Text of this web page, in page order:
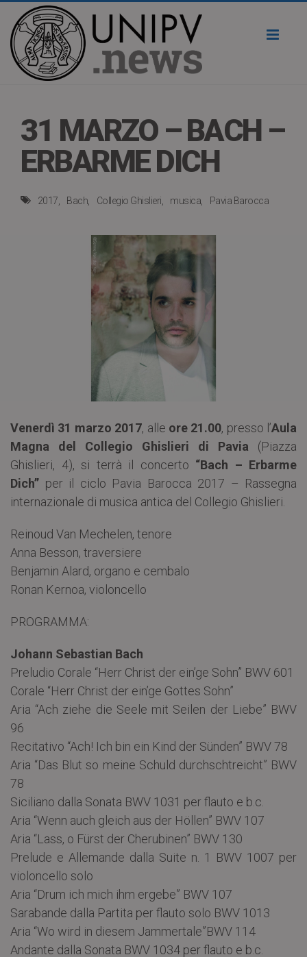
31 MARZO – BACH –
ERBARME DICH
2017 Bach Collegio Ghislieri musica Pavia Barocca
Venerdì 31 marzo 2017, alle ore 21.00, presso l’Aula
Magna del Collegio Ghislieri di Pavia (Piazza
Ghislieri, 4), si terrà il concerto “Bach – Erbarme
Dich” per il ciclo Pavia Barocca 2017 – Rassegna
internazionale di musica antica del Collegio Ghislieri.
Reinoud Van Mechelen, tenore
Anna Besson, traversiere
Benjamin Alard, organo e cembalo
Ronan Kernoa, violoncello
PROGRAMMA:
Johann Sebastian Bach
Preludio Corale “Herr Christ der ein’ge Sohn” BWV 601
Corale “Herr Christ der ein’ge Gottes Sohn”
Aria “Ach ziehe die Seele mit Seilen der Liebe” BWV
96
Recitativo “Ach! Ich bin ein Kind der Sünden” BWV 78
Aria “Das Blut so meine Schuld durchschtreicht” BWV
78
Siciliano dalla Sonata BWV 1031 per flauto e b.c.
Aria “Wenn auch gleich aus der Höllen” BWV 107
Aria “Lass, o Fürst der Cherubinen” BWV 130
Prelude e Allemande dalla Suite n. 1 BWV 1007 per
violoncello solo
Aria “Drum ich mich ihm ergebe” BWV 107
Sarabande dalla Partita per flauto solo BWV 1013
Aria “Wo wird in diesem Jammertale”BWV 114
Andante dalla Sonata BWV 1034 per flauto e b.c.